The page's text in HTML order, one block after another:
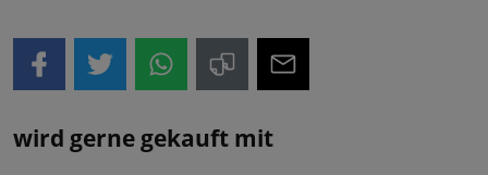
wird gerne gekauft mit